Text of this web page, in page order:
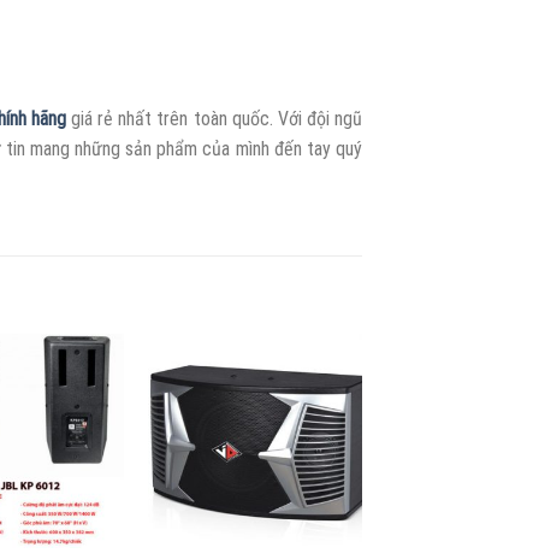
hãng giá rẻ nhất trên toàn quốc. Với đội ngũ
mang những sản phẩm của mình đến tay quý